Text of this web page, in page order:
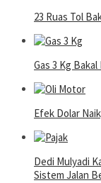
23 Ruas Tol
Gas 3 Kg
Efek Dolar
Dedi Mulyadi
Sistem Jalan